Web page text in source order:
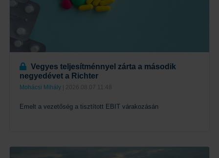
Vegyes teljesítménnyel zárta a második
negyedévet a Richter
Mohácsi Mihály | 2026.08.07 11:48
Emelt a vezetőség a tisztított EBIT várakozásán